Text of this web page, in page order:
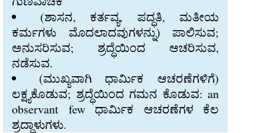
(ಶಾಸನ, ಕರ್ತವ್ಯ, ಪದ್ಧತಿ, ಮತೀಯ
ಕರ್ಮಗಳು ಮೊದಲಾದವುಗಳನ್ನು) ಪಾಲಿಸುವ;
ಅನುಸರಿಸುವ; ಶ್ರದ್ಧೆಯಿಂದ ಆಚರಿಸುವ,
ನಡೆಸುವ.
(ಮುಖ್ಯವಾಗಿ ಧಾರ್ಮಿಕ ಆಚರಣೆಗಳಿಗೆ)
ಲಕ್ಷ್ಯಕೊಡುವ; ಶ್ರದ್ಧೆಯಿಂದ ಗಮನ ಕೊಡುವ: an
observant few ಧಾರ್ಮಿಕ ಆಚರಣೆಗಳ ಕೆಲ
ಶ್ರದ್ಧಾಳುಗಳು.